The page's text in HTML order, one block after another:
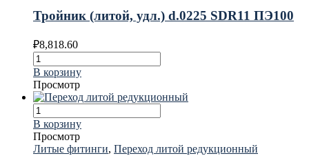
Тройник (литой, удл.) d.0225 SDR11 ПЭ100
₽8,818.60
В корзину
Просмотр
В корзину
Просмотр
Литые фитинги, Переход литой редукционный